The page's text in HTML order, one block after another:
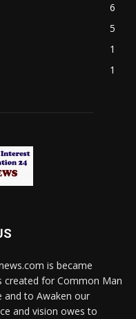
6
5
1
1
is became
created for Common Man
and to Awaken our
and vision owes to